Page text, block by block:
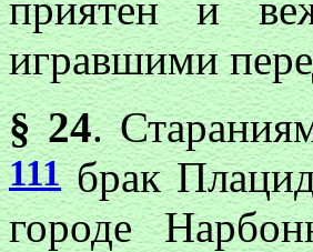
игравшими
§ 24.
111брак
городе